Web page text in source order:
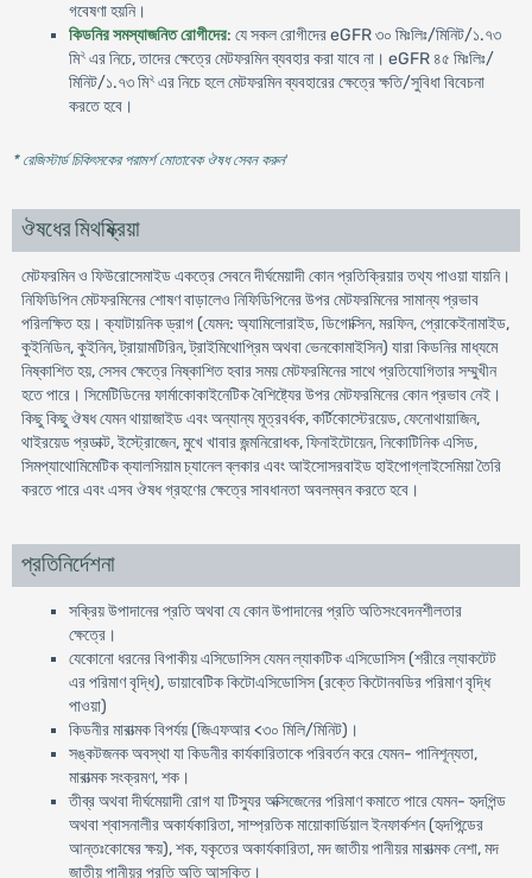
গবেষণা হয়নি।
কিডনির সমস্যাজনিত রোগীদের: যে সকল রোগীদের eGFR ৩০ মিঃলিঃ/মিনিট/১.৭৩
মি২এর নিচে, তাদের ক্ষেত্রে মেটফরমিন ব্যবহার করা যাবে না। eGFR ৪৫ মিঃলিঃ/
মিনিট/১.৭৩ মি২এর নিচে হলে মেটফরমিন ব্যবহারের ক্ষেত্রে ক্ষতি/সুবিধা বিবেচনা
করতে হবে।
* রেজিস্টার্ড চিকিৎসকের পরামর্শ মোতাবেক ঔষধ সেবন করুন'
ঔষধের মিথষ্ক্রিয়া
মেটফরমিন ও ফিউরোসেমাইড একত্রে সেবনে দীর্ঘমেয়াদী কোন প্রতিক্রিয়ার তথ্য পাওয়া যায়নি।
নিফিডিপিন মেটফরমিনের শোষণ বাড়ালেও নিফিডিপিনের উপর মেটফরমিনের সামান্য প্রভাব
পরিলক্ষিত হয়। ক্যাটায়নিক ড্রাগ (যেমন: অ্যামিলোরাইড, ডিগোক্সিন, মরফিন, প্রোকেইনামাইড,
কুইনিডিন, কুইনিন, ট্রায়ামটিরিন, ট্রাইমিথোপ্রিম অথবা ভেনকোমাইসিন) যারা কিডনির মাধ্যমে
নিষ্কাশিত হয়, সেসব ক্ষেত্রে নিষ্কাশিত হবার সময় মেটফরমিনের সাথে প্রতিযোগিতার সম্মুখীন
হতে পারে। সিমেটিডিনের ফার্মাকোকাইনেটিক বৈশিষ্ট্যের উপর মেটফরমিনের কোন প্রভাব নেই।
কিছু কিছু ঔষধ যেমন থায়াজাইড এবং অন্যান্য মূত্রবর্ধক, কর্টিকোস্টেরয়েড, ফেনোথায়াজিন,
থাইরয়েড প্রডাক্ট, ইস্ট্রোজেন, মুখে খাবার জন্মনিরোধক, ফিনাইটোয়েন, নিকোটিনিক এসিড,
সিমপ্যাথোমিমেটিক ক্যালসিয়াম চ্যানেল ব্লকার এবং আইসোসরবাইড হাইপোগ্লাইসেমিয়া তৈরি
করতে পারে এবং এসব ঔষধ গ্রহণের ক্ষেত্রে সাবধানতা অবলম্বন করতে হবে।
প্রতিনির্দেশনা
সক্রিয় উপাদানের প্রতি অথবা যে কোন উপাদানের প্রতি অতিসংবেদনশীলতার
ক্ষেত্রে।
যেকোনো ধরনের বিপাকীয় এসিডোসিস যেমন ল্যাকটিক এসিডোসিস (শরীরে ল্যাকটেট
এর পরিমাণ বৃদ্ধি), ডায়াবেটিক কিটোএসিডোসিস (রক্তে কিটোনবডির পরিমাণ বৃদ্ধি
পাওয়া)
কিডনীর মারাত্মক বিপর্যয় (জিএফআর <৩০ মিলি/মিনিট)।
সঙ্কটজনক অবস্থা যা কিডনীর কার্যকারিতাকে পরিবর্তন করে যেমন- পানিশূন্যতা,
মারাত্মক সংক্রমণ, শক।
তীব্র অথবা দীর্ঘমেয়াদী রোগ যা টিস্যুর অক্সিজেনের পরিমাণ কমাতে পারে যেমন- হৃদপিন্ড
অথবা শ্বাসনালীর অকার্যকারিতা, সাম্প্রতিক মায়োকার্ডিয়াল ইনফার্কশন (হৃদপিন্ডের
আন্তঃকোষের ক্ষয়), শক, যকৃতের অকার্যকারিতা, মদ জাতীয় পানীয়র মারাত্মক নেশা, মদ
জাতীয় পানীয়র প্রতি অতি আসক্তি।